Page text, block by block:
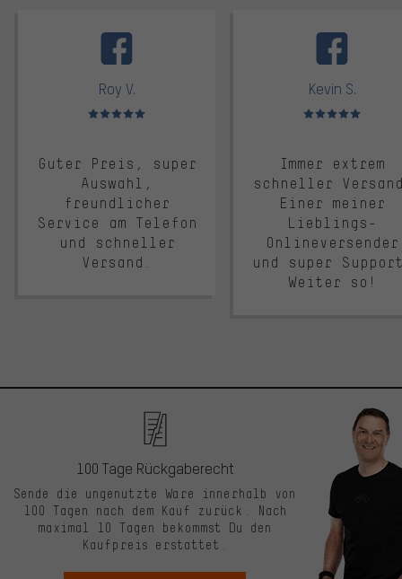
Roy V.
Bewertungen: 5 von 5
Guter Preis, super
Auswahl,
freundlicher
Service am Telefon
und schneller
Versand.
Kevin S.
Bewertungen: 5 von 5
Immer extrem
schneller
Einer meiner
Lieblings-
Onlineversender
und super
Weiter so!
100 Tage Rückgaberecht
Sende die ungenutzte Ware innerhalb von
100 Tagen nach dem Kauf zurück. Nach
maximal 10 Tagen bekommst Du den
Kaufpreis erstattet.